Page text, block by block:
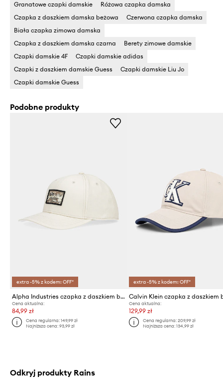
Granatowe czapki damskie
Różowa czapka damska
Czapka z daszkiem damska beżowa
Czerwona czapka damska
Biała czapka zimowa damska
Czapka z daszkiem damska czarna
Berety zimowe damskie
Czapki damskie 4F
Czapki damskie adidas
Czapki z daszkiem damskie Guess
Czapki damskie Liu Jo
Czapki damskie Guess
Podobne produkty
extra -5% z kodem: OFF*
Alpha Industries czapka z daszkiem bawełniana Crew Camo Cap
Cena aktualna:
84,99 zł
Cena regularna:149,99 zł
Najniższa cena:93,99 zł
extra -5% z kodem: OFF*
Cena aktualna:
129,99 zł
Cena regularna: 209,99 zł
Najniższa cena: 134,99 zł
Odkryj produkty Rains